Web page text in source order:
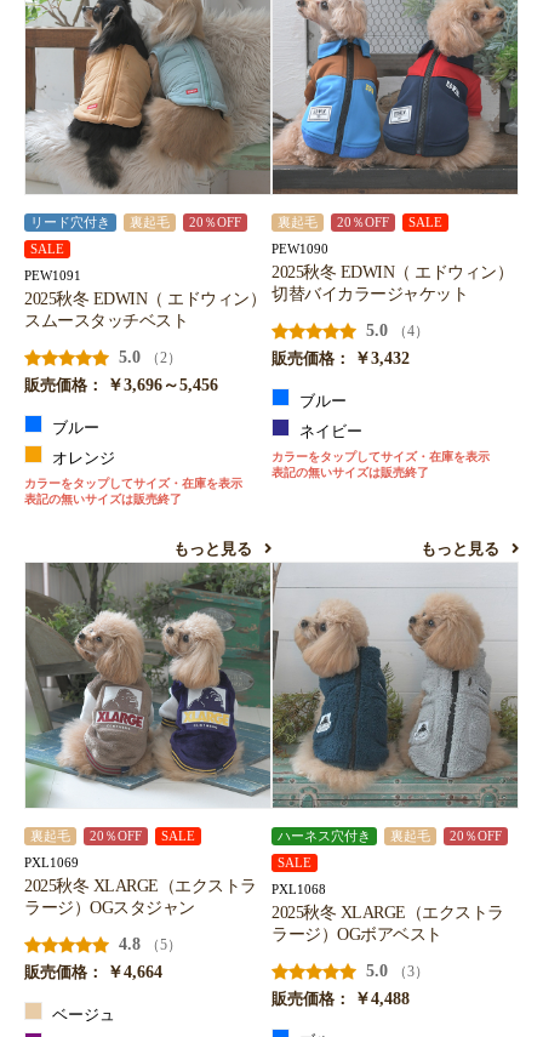
リード穴付き 裏起毛
20％OFF
SALE
PEW1091
2025秋冬 EDWIN（ エドウィン）
スムースタッチベスト
5.0
（2）
販売価格：
￥3,696～5,456
ブルー
オレンジ
カラーをタップしてサイズ・在庫を表示
表記の無いサイズは販売終了
もっと見る
裏起毛 20％OFF SALE
PEW1090
2025秋冬 EDWIN（ エドウィン）
切替バイカラージャケット
5.0
（4）
販売価格：
￥3,432
ブルー
ネイビー
カラーをタップしてサイズ・在庫を表示
表記の無いサイズは販売終了
もっと見る
裏起毛 20％OFF SALE
PXL1069
2025秋冬 XLARGE（エクストラ
ラージ）OGスタジャン
4.8
（5）
販売価格：
￥4,664
ベージュ
ハーネス穴付き 裏起毛
20％OFF
SALE
PXL1068
2025秋冬 XLARGE（エクストラ
ラージ）OGボアベスト
5.0
（3）
販売価格：
￥4,488